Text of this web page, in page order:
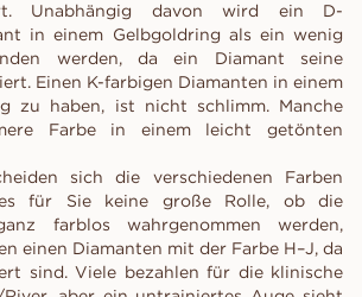
Unabhängig davon wird ein D-
in einem Gelbgoldring als ein wenig
werden, da ein Diamant seine
Einen K-farbigen Diamanten in einem
zu haben, ist nicht schlimm. Manche
Farbe in einem leicht getönten
sich die verschiedenen Farben
für Sie keine große Rolle, ob die
farblos wahrgenommen werden,
einen Diamanten mit der Farbe H–J, da
sind. Viele bezahlen für die klinische